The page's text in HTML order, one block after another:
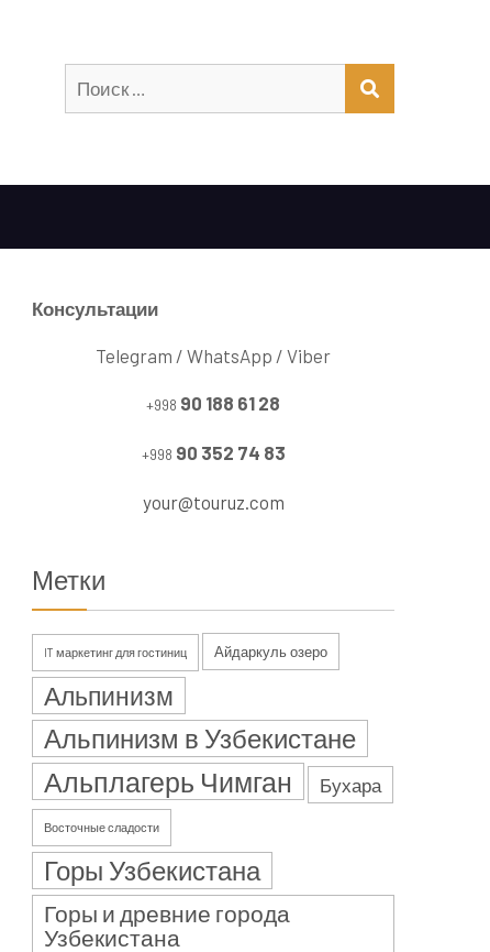
Консультации
Telegram / WhatsApp / Viber
+998 90 188 61 28
+998 90 352 74 83
your@touruz.com
Метки
IT маркетинг для гостиниц Айдаркуль озеро
Альпинизм
Альпинизм в Узбекистане
Альплагерь Чимган Бухара
Восточные сладости
Горы Узбекистана
Горы и древние города
Узбекистана